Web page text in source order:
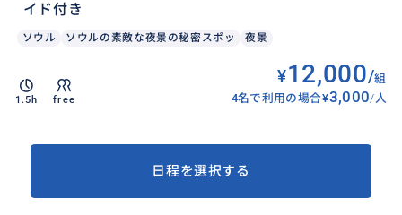
イド付き
ソウル ソウルの素敵な夜景の秘密スポッ 夜景
1.5h free
¥12,000/組
4名で利用の場合¥3,000/人
日程を選択する